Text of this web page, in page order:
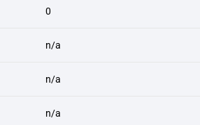
0
n/a
n/a
n/a